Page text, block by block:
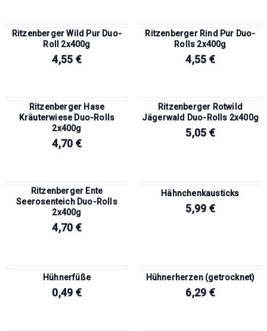
Ritzenberger Wild Pur Duo-
Roll 2x400g
4,55 €
Ritzenberger Rind Pur Duo-
Rolls 2x400g
4,55 €
Ritzenberger Hase
Kräuterwiese Duo-Rolls
2x400g
4,70 €
Ritzenberger Rotwild
Jägerwald Duo-Rolls 2x400g
5,05 €
Ritzenberger Ente
Seerosenteich Duo-Rolls
2x400g
4,70 €
Hähnchenkausticks
5,99 €
Hühnerfüße
0,49 €
Hühnerherzen (getrocknet)
6,29 €